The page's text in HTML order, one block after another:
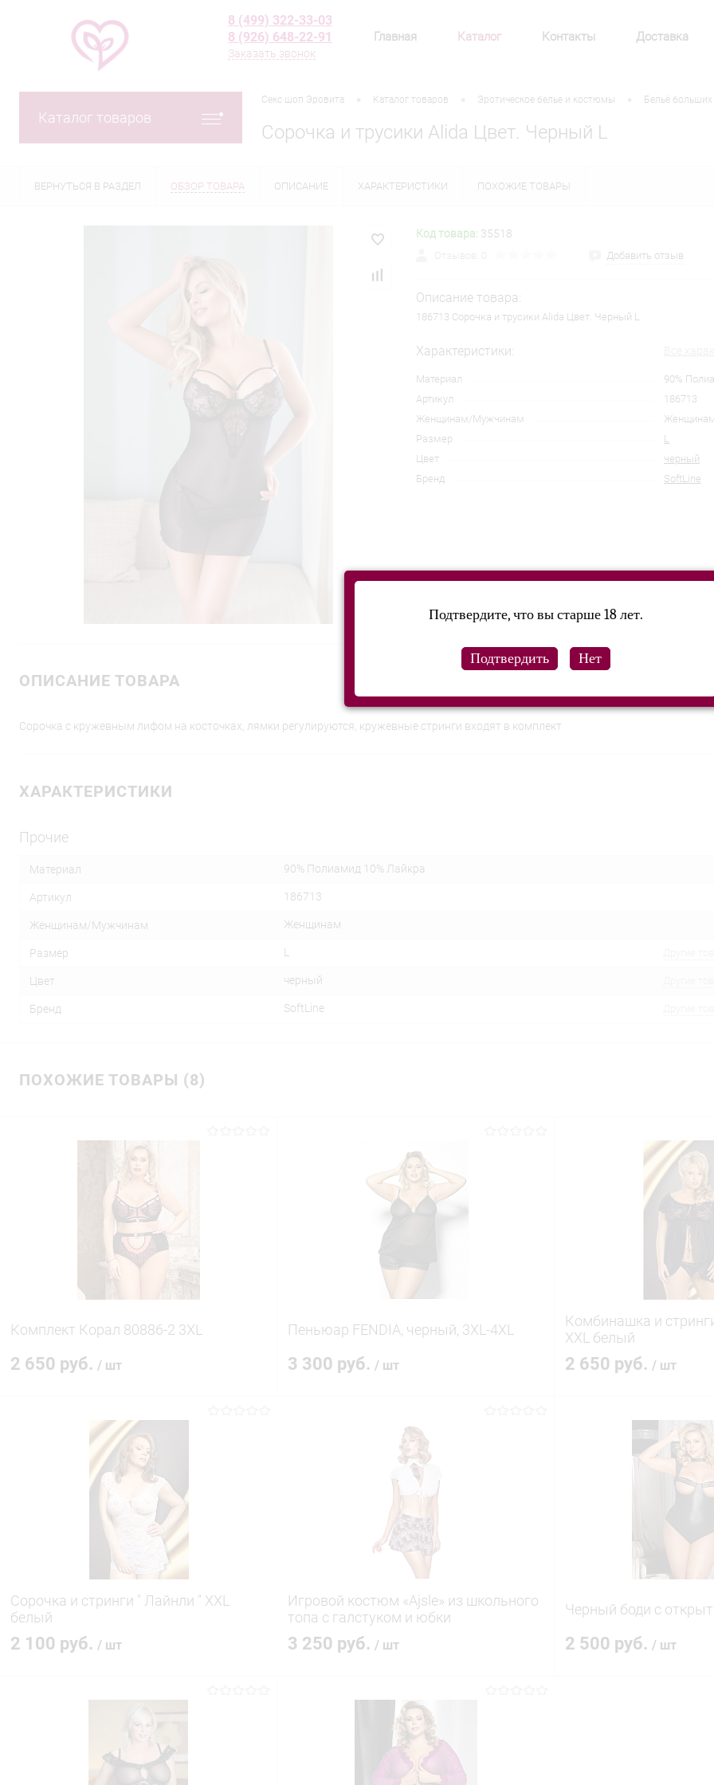
8 (499) 322-33-03
8 (926) 648-22-91
Заказать звонок
Главная Каталог Контакты Доставка
Каталог товаров
Секс шоп Эровита Каталог товаров Эротическое белье и костюмы Бельё
Сорочка и трусики Alida Цвет. Черный L
ВЕРНУТЬСЯ В РАЗДЕЛ ОБЗОР ТОВАРА ОПИСАНИЕ ХАРАКТЕРИСТИКИ ПОХОЖИЕ ТОВАРЫ
Код товара: 35518
Добавить отзыв
Описание товара:
186713 Сорочка и трусики Alida Цвет. Черный L
Характеристики:
Материал
90%
Артикул
186713
Женщинам/Мужчинам
Женщинам
Размер
L
Цвет
черный
Бренд
SoftLine
ОПИСАНИЕ ТОВАРА
Сорочка с кружевным лифом на косточках, лямки регулируются, кружевные стринги входят в комплект
ХАРАКТЕРИСТИКИ
Прочие
Материал 90% Полиамид 10% Лайкра
Артикул 186713
Женщинам/Мужчинам Женщинам
Размер L
Цвет черный
Бренд SoftLine
ПОХОЖИЕ ТОВАРЫ (8)
Комплект Корал 80886-2 3XL
2 650 руб. / шт
В корзину
Купить в 1 клик
В наличии
Пеньюар FENDIA, черный, 3XL-4XL
3 300 руб. / шт
В корзину
Комбинашка и
XXL белый
2 650 руб. / шт
В
Сорочка и стринги " Лайнли " XXL
белый
2 100 руб. / шт
Сравнение
В наличии
Игровой костюм «Ajsle» из школьного
топа с галстуком и юбки
3 250 руб. / шт
В корзину
Сравнение
Черный боди с
2 500 руб. / шт
Подтвердите, что вы старше 18 лет.